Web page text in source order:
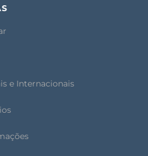
e Internacionais